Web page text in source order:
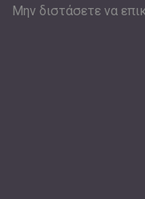
Μην διστάσετε να